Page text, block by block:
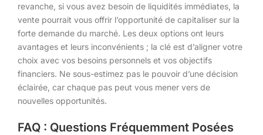
revanche, si vous avez besoin de liquidités immédiates, la
vente pourrait vous offrir l’opportunité de capitaliser sur la
forte demande du marché. Les deux options ont leurs
avantages et leurs inconvénients ; la clé est d’aligner votre
choix avec vos besoins personnels et vos objectifs
financiers. Ne sous-estimez pas le pouvoir d’une décision
éclairée, car chaque pas peut vous mener vers de
nouvelles opportunités.
FAQ : Questions Fréquemment Posées